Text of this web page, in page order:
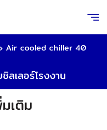
Air cooled chiller 40
เลอร์โรงงาน
เติม